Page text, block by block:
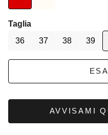
Taglia
36
37 38 39
AVVISAMI